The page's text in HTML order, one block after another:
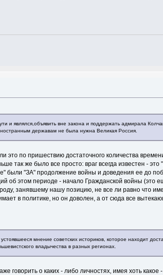
являлся,объявить вне закона и поддержать адмирала
державам не была нужна Великая Россия.
это по пришествию достаточного количества
так же было все просто: враг всегда известен - это
были "ЗА" продолжение войны и доведения ее до
об этом периоде - начало Гражданской войны (это
занявшему нашу позицию, не все ли равно что
в политике, но он доволен, а от сюда все
мнение советских историков, которое находит
владычества в разных регионах.
говорить о каких - либо личностях, имея хоть